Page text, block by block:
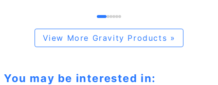
View More Gravity Products »
You may be interested in: